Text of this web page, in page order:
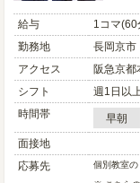
給与
1コマ
勤務地
長岡京市
アクセス
阪急京都
シフト
週1日以
時間帯
早朝
面接地
応募先
個別教室